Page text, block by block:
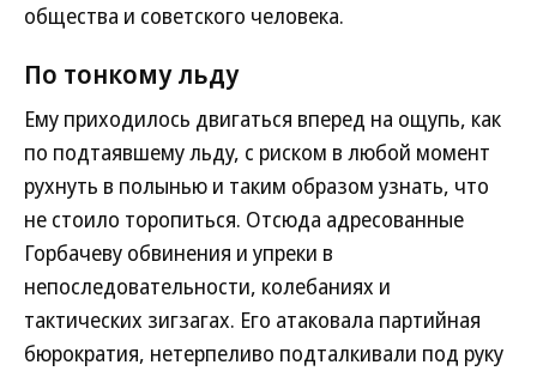
общества и советского человека.
По тонкому льду
Ему приходилось двигаться вперед на ощупь, как
по подтаявшему льду, с риском в любой момент
рухнуть в полынью и таким образом узнать, что
не стоило торопиться. Отсюда адресованные
Горбачеву обвинения и упреки в
непоследовательности, колебаниях и
тактических зигзагах. Его атаковала партийная
бюрократия, нетерпеливо подталкивали под руку